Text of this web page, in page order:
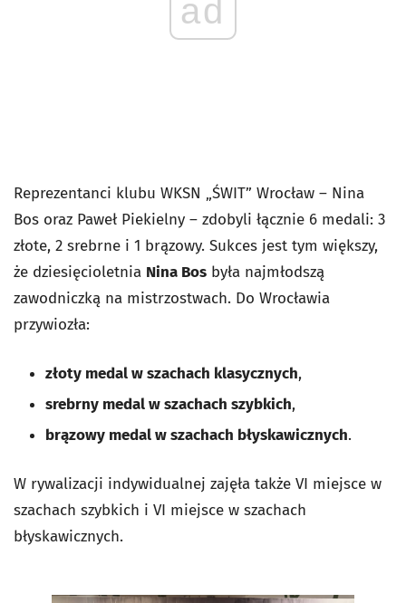
ad
Reprezentanci klubu WKSN „ŚWIT” Wrocław – Nina
Bos oraz Paweł Piekielny – zdobyli łącznie 6 medali: 3
złote, 2 srebrne i 1 brązowy. Sukces jest tym większy,
że dziesięcioletnia Nina Bos była najmłodszą
zawodniczką na mistrzostwach. Do Wrocławia
przywiozła:
złoty medal w szachach klasycznych,
srebrny medal w szachach szybkich,
brązowy medal w szachach błyskawicznych.
W rywalizacji indywidualnej zajęła także VI miejsce w
szachach szybkich i VI miejsce w szachach
błyskawicznych.